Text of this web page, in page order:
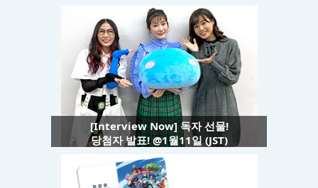
[Interview Now] 독자 선물!
당첨자 발표! @1월11일 (JST)